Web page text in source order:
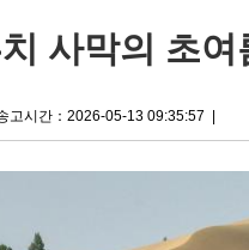
사막의 초여
고시간：2026-05-13 09:35:57